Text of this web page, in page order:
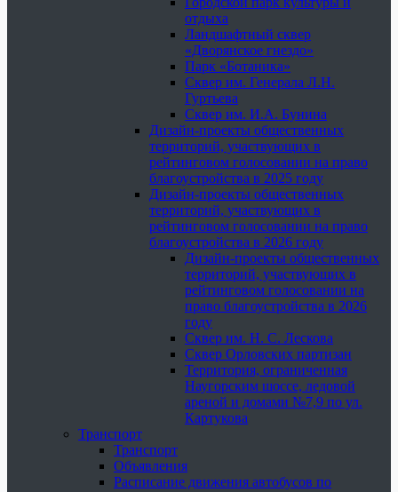
отдыха
Ландшафтный сквер
«Дворянское гнездо»
Парк «Ботаника»
Сквер им. Генерала Л.Н.
Гуртьева
Сквер им. И.А. Бунина
Дизайн-проекты общественных
территорий, участвующих в
рейтинговом голосовании на право
благоустройства в 2025 году
Дизайн-проекты общественных
территорий, участвующих в
рейтинговом голосовании на право
благоустройства в 2026 году
Дизайн-проекты общественных
территорий, участвующих в
рейтинговом голосовании на
право благоустройства в 2026
году
Сквер им. Н. С. Лескова
Сквер Орловских партизан
Территория, ограниченная
Наугорским шоссе, ледовой
ареной и домами №7,9 по ул.
Картукова
Транспорт
Транспорт
Объявления
Расписание движения автобусов по